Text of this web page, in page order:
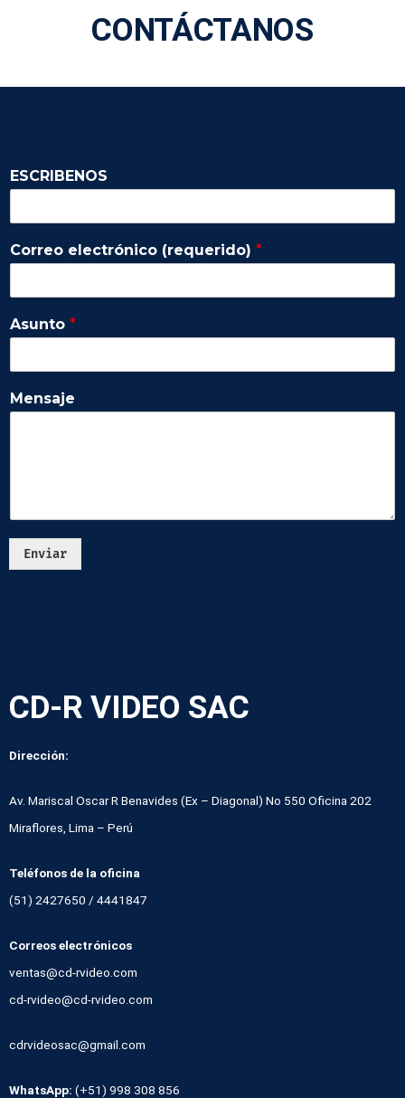
CONTÁCTANOS
ESCRIBENOS
Correo electrónico (requerido) *
Asunto *
Mensaje
Enviar
CD-R VIDEO SAC
Dirección:
Av. Mariscal Oscar R Benavides (Ex – Diagonal) No 550 Oficina 202
Miraflores, Lima – Perú
Teléfonos de la oficina
(51) 2427650 / 4441847
Correos electrónicos
ventas@cd-rvideo.com
cd-rvideo@cd-rvideo.com
cdrvideosac@gmail.com
WhatsApp: (+51) 998 308 856